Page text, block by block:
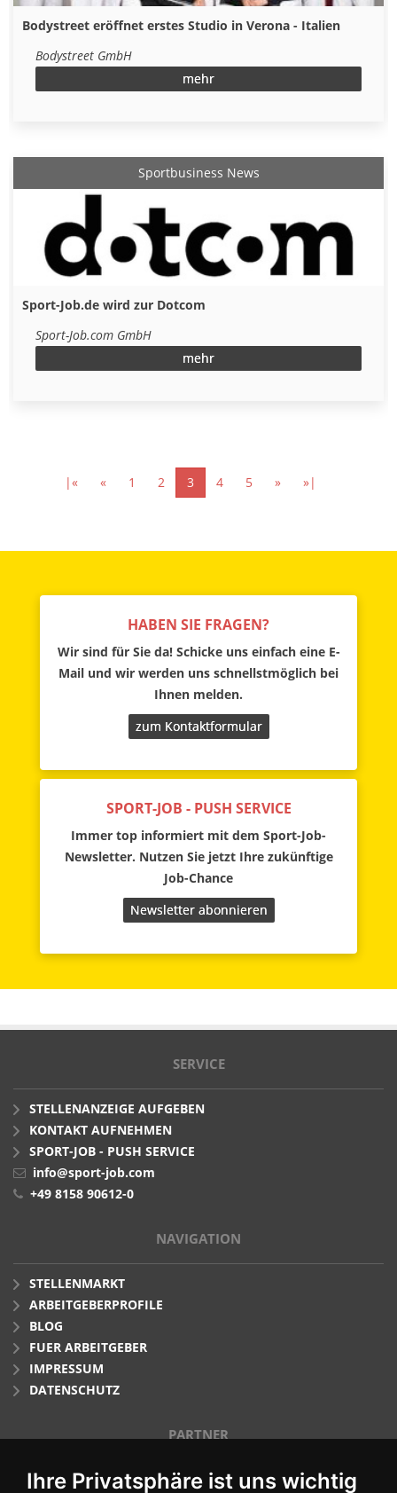
Ihre Privatsphäre ist uns wichtig
Bodystreet eröffnet erstes Studio in Verona - Italien
Bodystreet GmbH
mehr
Sportbusiness News
Sport-Job.de wird zur Dotcom
Sport-Job.com GmbH
mehr
|« « 1 2 3 4 5 » »|
HABEN SIE FRAGEN?
Wir sind für Sie da! Schicke uns einfach eine E-
Mail und wir werden uns schnellstmöglich bei
Ihnen melden.
zum Kontaktformular
SPORT-JOB - PUSH SERVICE
Immer top informiert mit dem Sport-Job-
Newsletter. Nutzen Sie jetzt Ihre zukünftige
Job-Chance
Newsletter abonnieren
SERVICE
STELLENANZEIGE AUFGEBEN
KONTAKT AUFNEHMEN
SPORT-JOB - PUSH SERVICE
info@sport-job.com
+49 8158 90612-0
NAVIGATION
STELLENMARKT
ARBEITGEBERPROFILE
BLOG
FUER ARBEITGEBER
IMPRESSUM
DATENSCHUTZ
PARTNER